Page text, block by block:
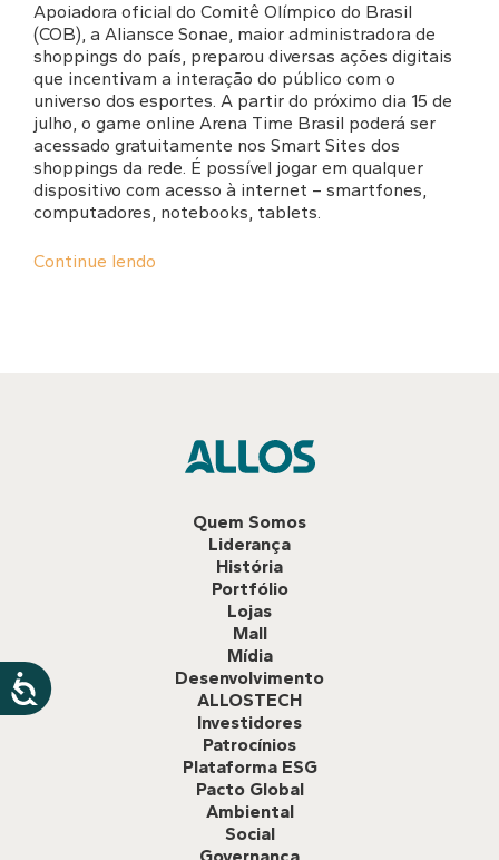
Apoiadora oficial do Comitê Olímpico do Brasil
(COB), a Aliansce Sonae, maior administradora de
shoppings do país, preparou diversas ações digitais
que incentivam a interação do público com o
universo dos esportes. A partir do próximo dia 15 de
julho, o game online Arena Time Brasil poderá ser
acessado gratuitamente nos Smart Sites dos
shoppings da rede. É possível jogar em qualquer
dispositivo com acesso à internet – smartfones,
computadores, notebooks, tablets.
Continue lendo
Quem Somos
Liderança
História
Portfólio
Lojas
Mall
Mídia
Desenvolvimento
ALLOSTECH
Investidores
Patrocínios
Plataforma ESG
Pacto Global
Ambiental
Social